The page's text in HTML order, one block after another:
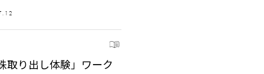
取り出し体験」ワーク